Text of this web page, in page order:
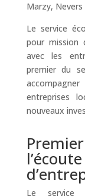
Marzy,
Le service
pour mission
avec les
premier du
entreprises
nouveaux
Le service